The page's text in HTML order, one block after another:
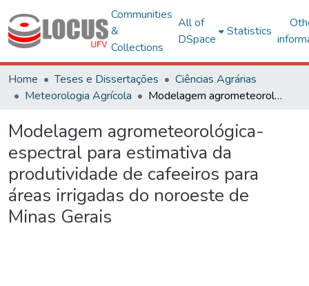
Communities
&
Collections
All of
DSpace
Statistics
Home Teses e Dissertações
Ciências Agrárias
Meteorologia Agrícola
Modelagem agrometeorológica-espectral para estimativa da produtividade de cafeeiros para áreas irrigadas do noroeste de Minas Gerais
Modelagem agrometeorológica-
espectral para estimativa da
produtividade de cafeeiros para
áreas irrigadas do noroeste de
Minas Gerais